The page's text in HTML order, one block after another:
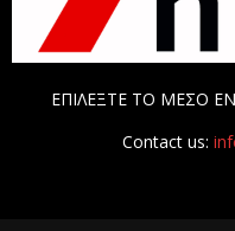
ΕΠΙΛΕΞΤΕ ΤΟ ΜΕΣΟ
Contact us: